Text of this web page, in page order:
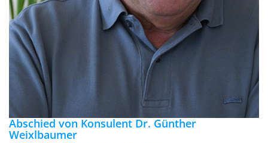
Abschied von Konsulent Dr. Günther
Weixlbaumer